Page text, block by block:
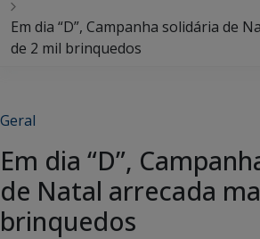
Em dia “D”, Campanha solidária de
de 2 mil brinquedos
Geral
Em dia “D”,
de Natal arrecada
brinquedos